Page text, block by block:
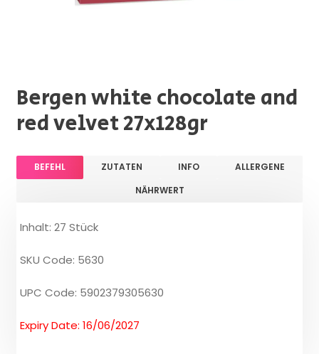
Bergen white chocolate and
red velvet 27x128gr
BEFEHL ZUTATEN INFO
ALLERGENE
NÄHRWERT
Inhalt: 27 Stück
SKU Code: 5630
UPC Code: 5902379305630
Expiry Date: 16/06/2027